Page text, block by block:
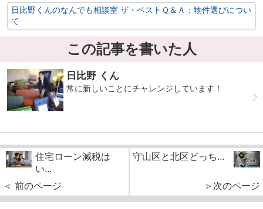
日比野くんのなんでも相談室 ザ・ベストＱ＆Ａ：物件選びについ
て
この記事を書いた人
日比野 くん
常に新しいことにチャレンジしています！
住宅ローン減税は
い...
＜ 前のページ
守山区と北区どっち...
＞次のページ